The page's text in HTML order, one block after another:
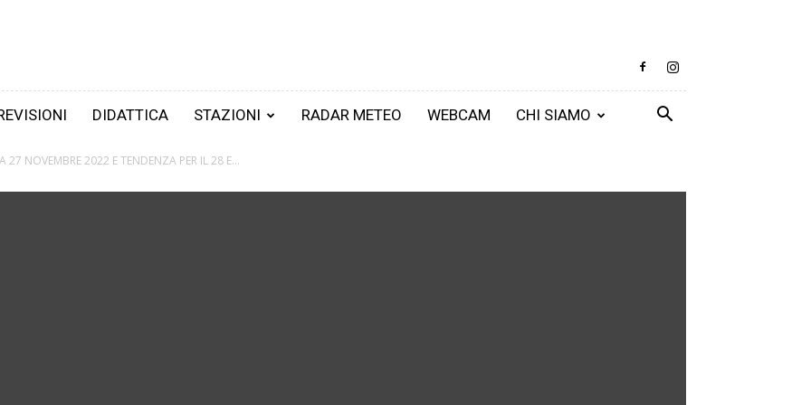
DIDATTICA STAZIONI RADAR METEO WEBCAM CHI SIAMO
27 NOVEMBRE 2022 E TENDENZA PER IL 28 E...